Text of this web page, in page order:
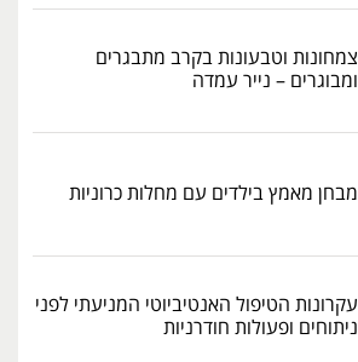
צמחונות וטבעונות בקרב מתבגרים
ומבוגרים – נייר עמדה
מבחן מאמץ בילדים עם מחלות כרוניות
עקרונות הטיפול האנטיביוטי המניעתי לפני
ניתוחים ופעולות חודרניות